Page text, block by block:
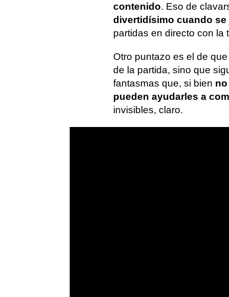
contenido. Eso de
divertidísimo cuando
partidas en directo con la
Otro puntazo es el de
de la partida, sino que
fantasmas que, si bien
pueden ayudarles a
invisibles, claro.